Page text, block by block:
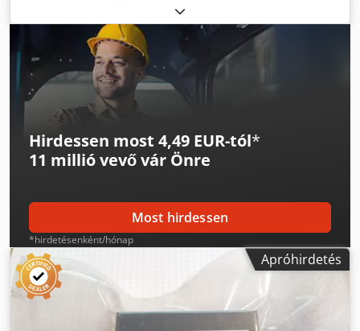
Hirdessen most 4,49 EUR-tól*
11 millió vevővár Önre
Most hirdessen
*hirdetésenként/hónap
Apróhirdetés